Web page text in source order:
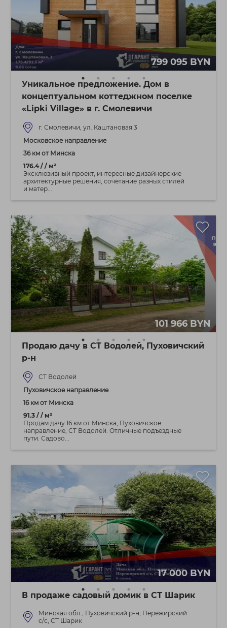
799 095 BYN
Уникальное предложение. Дом в
концептуальном коттеджном поселке
«Lipki Village» в г. Смолевичи
г. Смолевичи, ул. Каштановая 3
Московское направление
36 км от Минска
176.4 / / м²
Эксклюзивный проект, интересные дизайнерские
архитектурные решения, сочетание разных стилей
и матер...
101 966 BYN
Продаю дачу в СТ Водолей, Пуховичский
р-н
СТ Водолей
Пуховичское направление
16 км от Минска
91.3 / / м²
Продам дачу 16 км от Минска, Пуховичское
направление, СТ Водолей. Отличные подъездные
пути. Садово...
17 000 BYN
В продаже садовый домик в СТ Шарик
Минская обл., Пуховичский р-н, Пережирский
c/с, СТ Шарик